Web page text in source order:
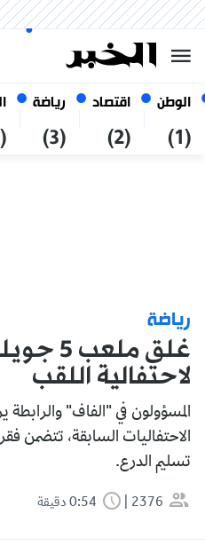
الوطن
(1)
اقتصاد
(2)
رياضة
(3)
(4)
أغسطس 2026
رياضة
غلق
لاحتفالية اللقب
المسؤولون في "الفاف"
الاحتفاليات السابقة، تتضمن
تسليم الدرع.
2376